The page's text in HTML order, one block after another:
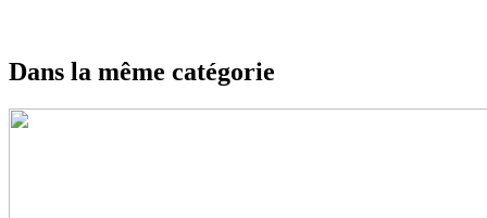
Dans la même catégorie